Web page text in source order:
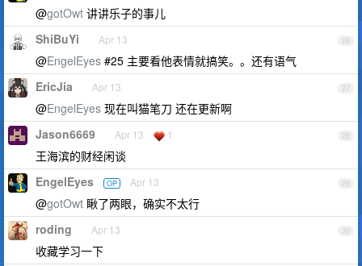
@gotOwt 讲讲乐子的事儿
26
ShiBuYi Apr 13
@EngelEyes #25 主要看他表情就搞笑。。还有语气
27
EricJia Apr 13
@EngelEyes 现在叫猫笔刀 还在更新啊
28
Jason6669 Apr 13 1
王海滨的财经闲谈
29
EngelEyes OP Apr 13
@gotOwt 瞅了两眼，确实不太行
30
roding Apr 13
收藏学习一下